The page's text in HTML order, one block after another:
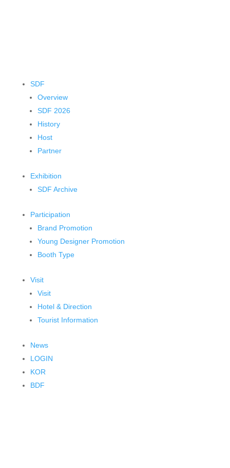
SDF
Overview
SDF 2026
History
Host
Partner
Exhibition
SDF Archive
Participation
Brand Promotion
Young Designer Promotion
Booth Type
Visit
Visit
Hotel & Direction
Tourist Information
News
LOGIN
KOR
BDF